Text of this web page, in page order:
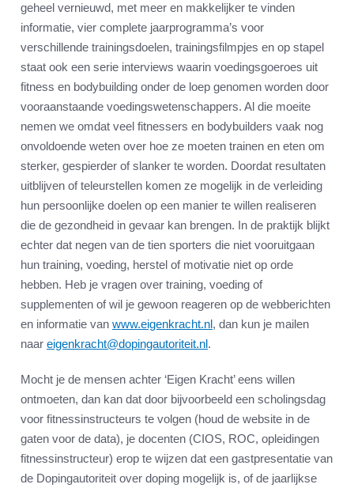
geheel vernieuwd, met meer en makkelijker te vinden
informatie, vier complete jaarprogramma’s voor
verschillende trainingsdoelen, trainingsfilmpjes en op stapel
staat ook een serie interviews waarin voedingsgoeroes uit
fitness en bodybuilding onder de loep genomen worden door
vooraanstaande voedingswetenschappers. Al die moeite
nemen we omdat veel fitnessers en bodybuilders vaak nog
onvoldoende weten over hoe ze moeten trainen en eten om
sterker, gespierder of slanker te worden. Doordat resultaten
uitblijven of teleurstellen komen ze mogelijk in de verleiding
hun persoonlijke doelen op een manier te willen realiseren
die de gezondheid in gevaar kan brengen. In de praktijk blijkt
echter dat negen van de tien sporters die niet vooruitgaan
hun training, voeding, herstel of motivatie niet op orde
hebben. Heb je vragen over training, voeding of
supplementen of wil je gewoon reageren op de webberichten
en informatie van www.eigenkracht.nl, dan kun je mailen
naar eigenkracht@dopingautoriteit.nl.
Mocht je de mensen achter ‘Eigen Kracht’ eens willen
ontmoeten, dan kan dat door bijvoorbeeld een scholingsdag
voor fitnessinstructeurs te volgen (houd de website in de
gaten voor de data), je docenten (CIOS, ROC, opleidingen
fitnessinstructeur) erop te wijzen dat een gastpresentatie van
de Dopingautoriteit over doping mogelijk is, of de jaarlijkse